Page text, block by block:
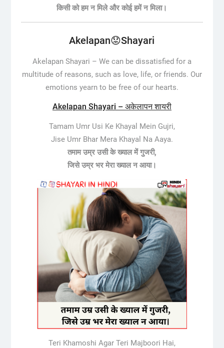
किसी को हम न मिले और कोई हमें न मिला।
Akelapan😟Shayari
Akelapan Shayari – We can be dissatisfied for a
multitude of reasons, such as love, life, or friends. Our
emotions yearn to be free of our hearts.
Akelapan Shayari – अकेलापन शायरी
Tamam Umr Usi Ke Khayal Mein Gujri,
Jise Umr Bhar Mera Khayal Na Aaya.
तमाम उम्र उसी के ख्याल में गुजरी,
जिसे उम्र भर मेरा ख्याल न आया।
Teri Khamoshi Agar Teri Majboori Hai,